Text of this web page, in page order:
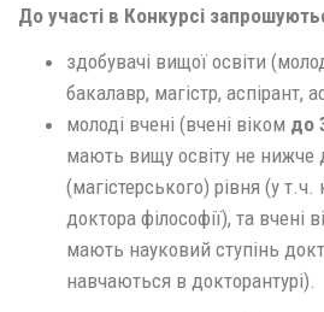
До участі в Конкурсі
здобувачі вищої освіти
бакалавр, магістр, аспірант,
молоді вчені (вчені віком до
мають вищу освіту не нижче
(магістерського) рівня (у
доктора філософії), та вчені
мають науковий ступінь
навчаються в докторантурі).